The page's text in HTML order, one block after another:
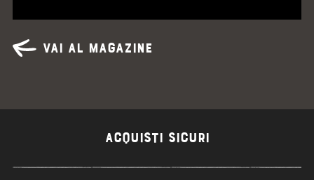
Vai al magazine
ACQUISTI SICURI